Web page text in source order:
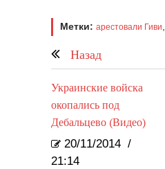
Метки: арестовали Гиви
Назад
Украинские войска
окопались под
Дебальцево (Видео)
20/11/2014 /
21:14